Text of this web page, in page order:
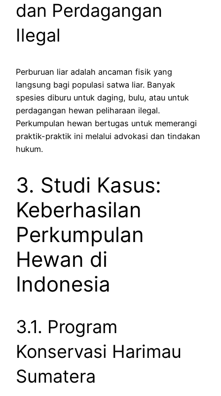
dan Perdagangan
Ilegal
Perburuan liar adalah ancaman fisik yang
langsung bagi populasi satwa liar. Banyak
spesies diburu untuk daging, bulu, atau untuk
perdagangan hewan peliharaan ilegal.
Perkumpulan hewan bertugas untuk memerangi
praktik-praktik ini melalui advokasi dan tindakan
hukum.
3. Studi Kasus:
Keberhasilan
Perkumpulan
Hewan di
Indonesia
3.1. Program
Konservasi Harimau
Sumatera